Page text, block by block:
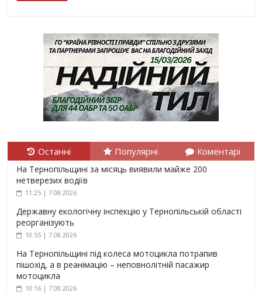
Останні Популярні Коментарі
На Тернопільщині за місяць виявили майже 200
нетверезих водіїв
11:25 | 7.08.2026
Державну екологічну інспекцію у Тернопільській області
реорганізують
10:55 | 7.08.2026
На Тернопільщині під колеса мотоцикла потрапив
пішохід, а в реанімацію – неповнолітній пасажир
мотоцикла
10:16 | 7.08.2026